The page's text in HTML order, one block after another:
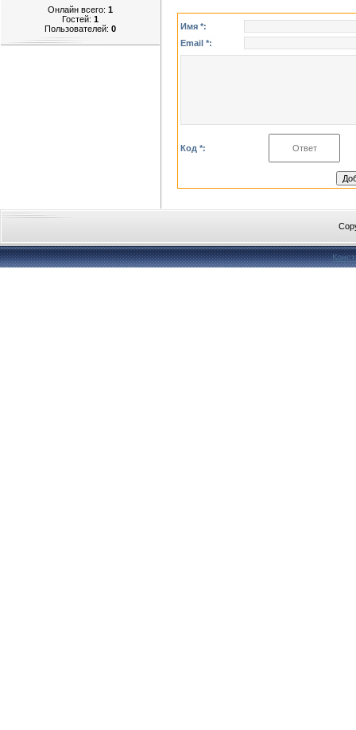
Онлайн всего: 1
Гостей: 1
Пользователей: 0
Имя *:
Email *:
Код *: